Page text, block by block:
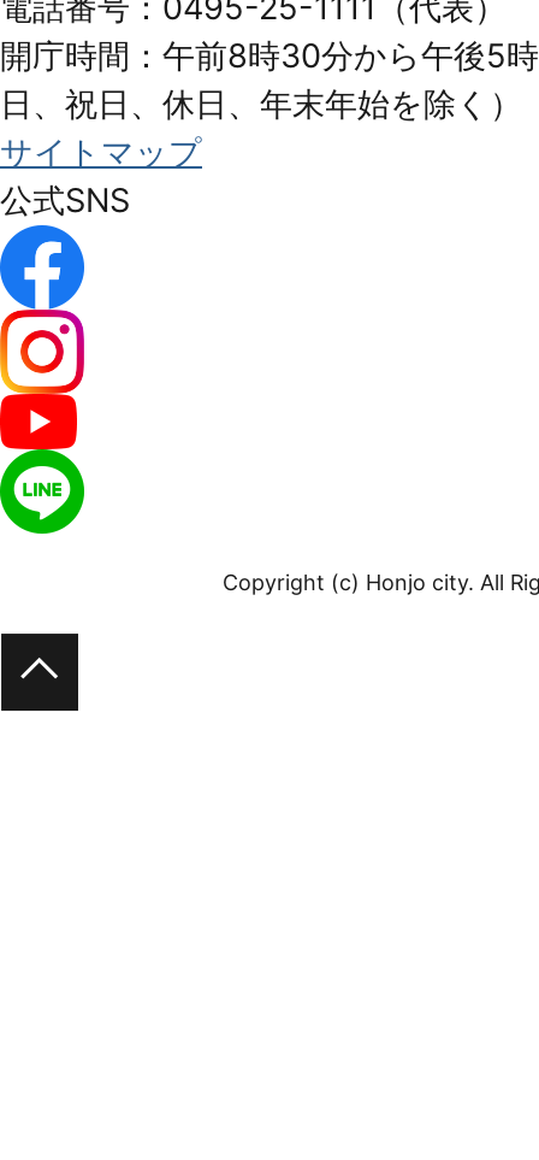
開庁時間：午前8時30分から午後5
日、祝日、休日、年末年始を除く）
サイトマップ
公式SNS
Copyright (c) Honjo city. All